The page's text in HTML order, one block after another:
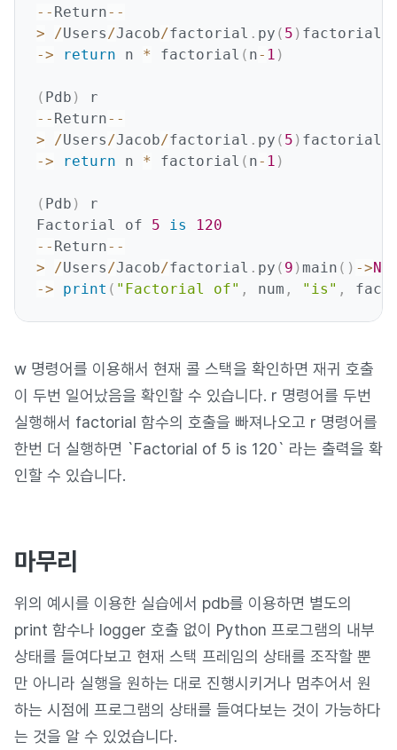
- - Return- -
>
/Users/Jacob/factorial . py ( 5 ) factorial
-> return n * factorial ( n- 1 )
( Pdb )
- - Return- -
>
/Users/Jacob/factorial . py ( 5 ) factorial
-> return n * factorial ( n- 1 )
( Pdb )
r
Factorial of 5 is
120
- - Return- -
>
/Users/Jacob/factorial . py ( 9 )main ( ) ->
-> print ( "Factorial of" , num , "is" ,
w 명령어를 이용해서 현재 콜 스택을 확인하면 재귀 호출
이 두번 일어났음을 확인할 수 있습니다. r 명령어를 두번
실행해서 factorial 함수의 호출을 빠져나오고 r 명령어를
한번 더 실행하면 `Factorial of 5 is 120` 라는 출력을 확
인할 수 있습니다.
마무리
위의 예시를 이용한 실습에서 pdb를 이용하면 별도의
print 함수나 logger 호출 없이 Python 프로그램의 내부
상태를 들여다보고 현재 스택 프레임의 상태를 조작할 뿐
만 아니라 실행을 원하는 대로 진행시키거나 멈추어서 원
하는 시점에 프로그램의 상태를 들여다보는 것이 가능하다
는 것을 알 수 있었습니다.